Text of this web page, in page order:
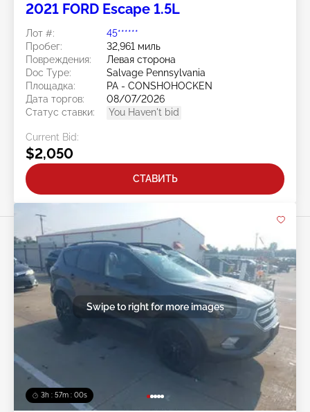
2021 FORD Escape 1.5L
Лот #:
45******
Пробег:
32,961 миль
Повреждения:
Левая сторона
Doc Type:
Salvage Pennsylvania
Площадка:
PA - CONSHOHOCKEN
Дата торгов:
08/07/2026
Статус ставки:
You Haven't bid
Current Bid:
$2,050
СТАВИТЬ
3h : 56m : 57s
Swipe to right for more images